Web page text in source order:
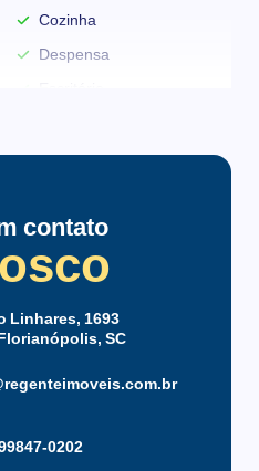
Cozinha
Despensa
Sacada
Vista para o Mar
Estacionamento
contato
Linhares, 1693
SC
0202